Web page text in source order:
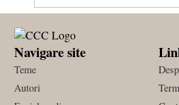
Navigare site
Teme
Autori